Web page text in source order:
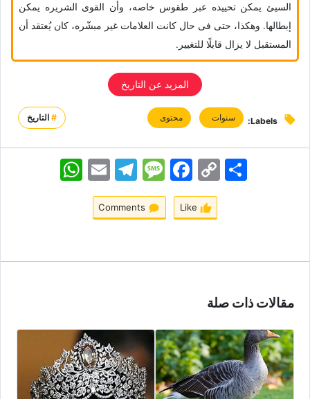
السیئ یمکن تحییده عبر طقوس خاصه، وأن القوى الشریره یمکن
إبطالها. وهکذا، حتى فی حال کانت العلامات غیر مبشّره، کان یُعتقد أن
المستقبل لا یزال قابلًا للتغییر.
المزید عن التاریخ
Labels: سنوات محتوى #التاريخ
WhatsApp EmailTelegramMessageFacebook Copy
Link
اشتراک
Like
Comments
مقالات ذات صلة